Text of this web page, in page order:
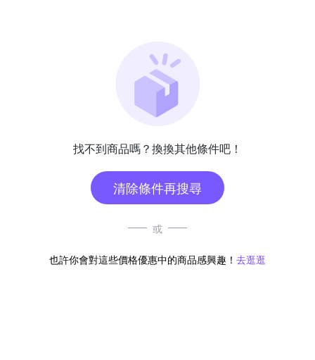
找不到商品嗎？換換其他條件吧！
清除條件再搜尋
或
也許你會對這些價格優惠中的商品感興趣！ 去逛逛